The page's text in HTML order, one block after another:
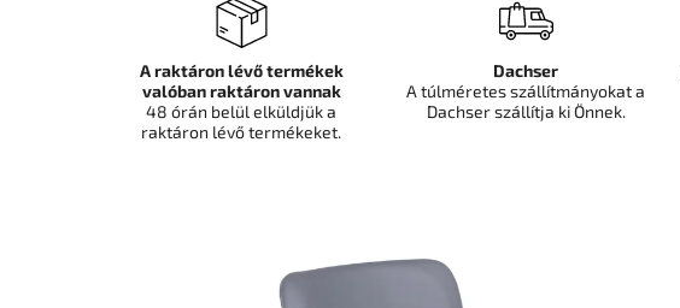
A raktáron lévő termékek
valóban raktáron vannak
48 órán belül elküldjük a
raktáron lévő termékeket.
Dachser
A túlméretes szállítmányokat a
Dachser szállítja ki Önnek.